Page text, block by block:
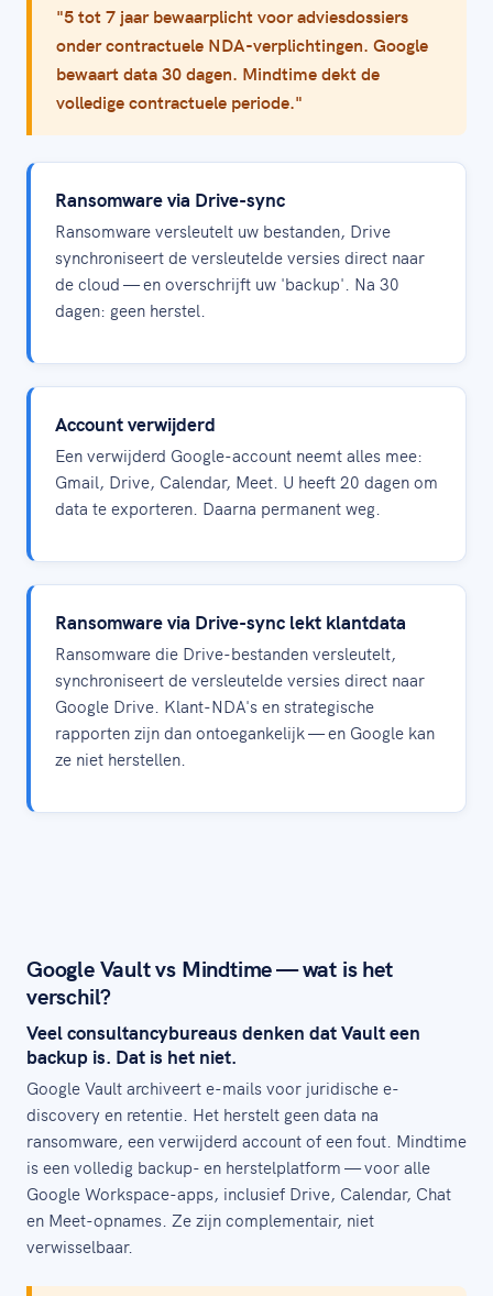
"5 tot 7 jaar bewaarplicht voor adviesdossiers
onder contractuele NDA-verplichtingen. Google
bewaart data 30 dagen. Mindtime dekt de
volledige contractuele periode."
Ransomware via Drive-sync
Ransomware versleutelt uw bestanden, Drive
synchroniseert de versleutelde versies direct naar
de cloud — en overschrijft uw 'backup'. Na 30
dagen: geen herstel.
Account verwijderd
Een verwijderd Google-account neemt alles mee:
Gmail, Drive, Calendar, Meet. U heeft 20 dagen om
data te exporteren. Daarna permanent weg.
Ransomware via Drive-sync lekt klantdata
Ransomware die Drive-bestanden versleutelt,
synchroniseert de versleutelde versies direct naar
Google Drive. Klant-NDA's en strategische
rapporten zijn dan ontoegankelijk — en Google kan
ze niet herstellen.
Google Vault vs Mindtime — wat is het
verschil?
Veel consultancybureaus denken dat Vault een
backup is. Dat is het niet.
Google Vault archiveert e-mails voor juridische e-
discovery en retentie. Het herstelt geen data na
ransomware, een verwijderd account of een fout. Mindtime
is een volledig backup- en herstelplatform — voor alle
Google Workspace-apps, inclusief Drive, Calendar, Chat
en Meet-opnames. Ze zijn complementair, niet
verwisselbaar.